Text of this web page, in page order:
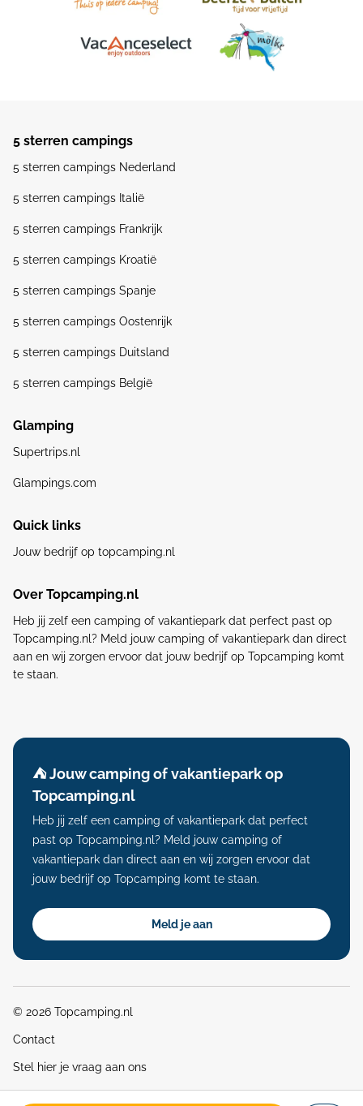
5 sterren campings
5 sterren campings Nederland
5 sterren campings Italië
5 sterren campings Frankrijk
5 sterren campings Kroatië
5 sterren campings Spanje
5 sterren campings Oostenrijk
5 sterren campings Duitsland
5 sterren campings België
Glamping
Supertrips.nl
Glampings.com
Quick links
Jouw bedrijf op topcamping.nl
Over Topcamping.nl
Heb jij zelf een camping of vakantiepark dat perfect past op
Topcamping.nl? Meld jouw camping of vakantiepark dan direct
aan en wij zorgen ervoor dat jouw bedrijf op Topcamping komt
te staan.
⛺️ Jouw camping of vakantiepark op
Topcamping.nl
Heb jij zelf een camping of vakantiepark dat perfect
past op Topcamping.nl? Meld jouw camping of
vakantiepark dan direct aan en wij zorgen ervoor dat
jouw bedrijf op Topcamping komt te staan.
Meld je aan
© 2026 Topcamping.nl
Contact
Stel hier je vraag aan ons
Algemene voorwaarden